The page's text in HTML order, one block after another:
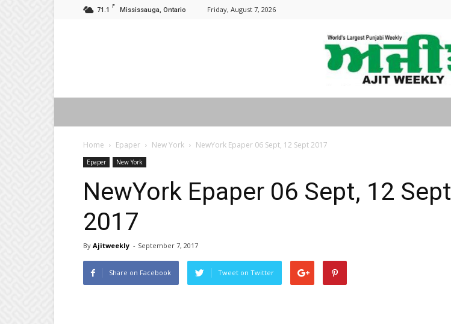
71.1 F
Mississauga, Ontario Friday, August 7, 2026
Ajitweekly
:
Home Epaper New York NewYork Epaper 06 Sept, 12 Sept 2017
Epaper New York
NewYork Epaper 06 Sept, 12 Sept
2017
By Ajitweekly - September 7, 2017
Share on Facebook Tweet on Twitter